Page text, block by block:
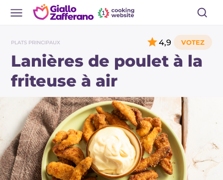
PLATS PRINCIPAUX
Lanières de poulet à la
friteuse à air
4,9